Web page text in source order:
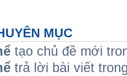
MỤC
tạo chủ đề mới
trả lời bài viết